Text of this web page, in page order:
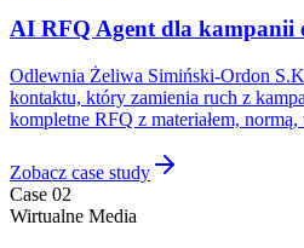
AI RFQ Agent dla kampanii
Odlewnia Żeliwa Simiński-Ordon
kontaktu, który zamienia ruch z
kompletne RFQ z materiałem,
Zobacz case study
Case 02
Wirtualne Media